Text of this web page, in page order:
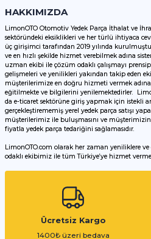
Görüş ve önerileriniz için teşekkür
Ürün resmi kalitesiz, bozuk veya
Ürün açıklamasında eksik
Ürün bilgilerinde hatalar
Ürün fiyatı diğer sitelerden daha
Bu ürüne benzer farklı
HAKKIMIZDA
LimonOTO Otomotiv Yedek Parça İthalat ve
sektöründeki eksiklikleri ve her türlü ihtiyaca
üç girişimci tarafından 2019 yılında
ve en hızlı şekilde hizmet verebilmek adına
uzman ekibi ile çözüm odaklı çalışmayı
gelişmeleri ve yenilikleri yakından takip eden
müşterilerimize en doğru hizmeti vermek
eğitilmekte ve bilgilerini yenilemektedirler.
da e-ticaret sektörüne giriş yapmak için istekli
gerçekleştirememiş yerel yedek parça satışı
müşterilerimiz ile buluşmasını ve
fiyatla yedek parça tedariğini sağlamasıdır.
LimonOTO.com olarak her zaman yeniliklere
odaklı ekibimiz ile tüm Türkiye’ye hizmet
Ücretsiz Kargo
1400₺ üzeri bedava